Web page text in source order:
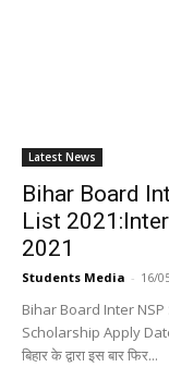
Latest News
Bihar Board
List
2021
Students Media - 16/
Bihar Board Inter
Scholarship Apply
बिहार के द्वारा इस बार फिर...